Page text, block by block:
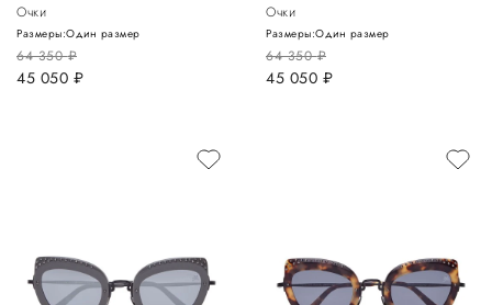
Очки
64 350руб.
45 050 руб.
Размеры:Один размер
Очки
64 350руб.
45 050 руб.
Размеры:Один размер